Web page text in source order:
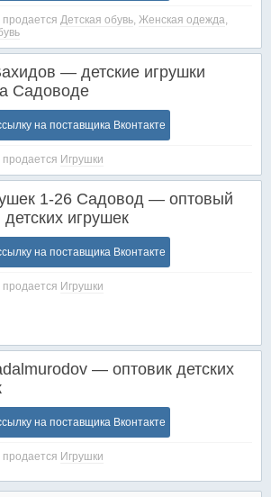
Детская обувь, Женская одежда,
— детские игрушки
Садоводе
на поставщика Вконтакте
Игрушки
1-26 Садовод — оптовый
детских игрушек
на поставщика Вконтакте
Игрушки
— оптовик детских
на поставщика Вконтакте
Игрушки